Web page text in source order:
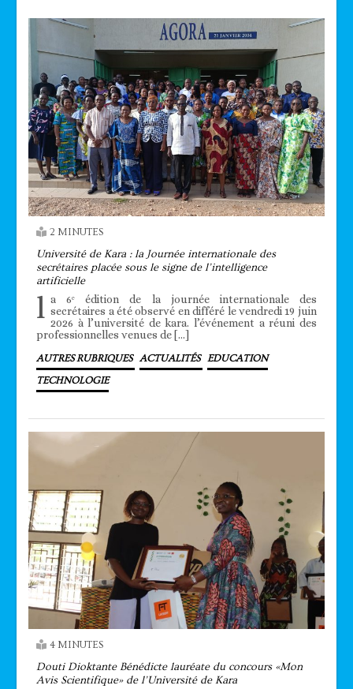
2 MINUTES
Université de Kara : la Journée internationale des
secrétaires placée sous le signe de l’intelligence
artificielle
l a 6ᵉ édition de la journée internationale des
secrétaires a été observé en différé le vendredi 19 juin
2026 à l’université de kara. l’événement a réuni des
professionnelles venues de […]
AUTRES RUBRIQUES ACTUALITÉS EDUCATION
TECHNOLOGIE
4 MINUTES
Douti Dioktante Bénédicte lauréate du concours «Mon
Avis Scientifique» de l’Université de Kara